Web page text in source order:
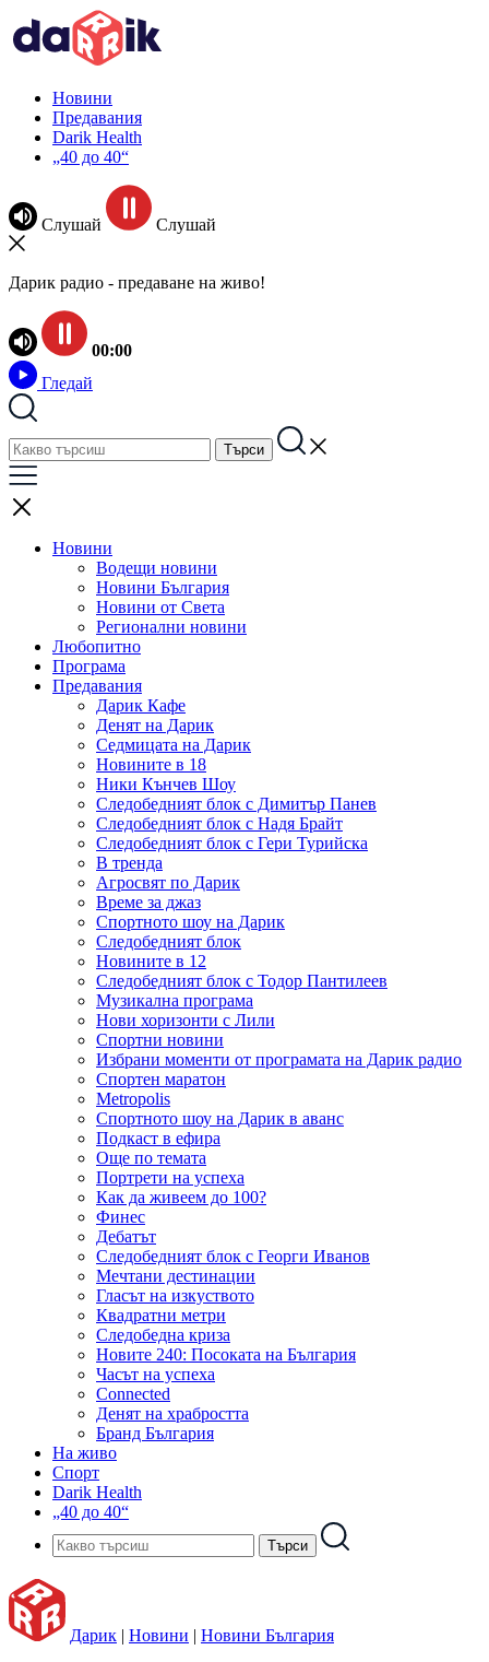
Новини
Предавания
Darik Health
„40 до 40“
Слушай Слушай
Дарик радио - предаване на живо!
00:00
Гледай
Новини
Водещи новини
Новини България
Новини от Света
Регионални новини
Любопитно
Програма
Предавания
Дарик Кафе
Денят на Дарик
Седмицата на Дарик
Новините в 18
Ники Кънчев Шоу
Следобедният блок с Димитър Панев
Следобедният блок с Надя Брайт
Следобедният блок с Гери Турийска
В тренда
Агросвят по Дарик
Време за джаз
Спортното шоу на Дарик
Следобедният блок
Новините в 12
Следобедният блок с Тодор Пантилеев
Музикална програма
Нови хоризонти с Лили
Спортни новини
Избрани моменти от програмата на Дарик радио
Спортен маратон
Metropolis
Спортното шоу на Дарик в аванс
Подкаст в ефира
Още по темата
Портрети на успеха
Как да живеем до 100?
Финес
Дебатът
Следобедният блок с Георги Иванов
Мечтани дестинации
Гласът на изкуството
Квадратни метри
Следобедна криза
Новите 240: Посоката на България
Часът на успеха
Connected
Денят на храбростта
Бранд България
На живо
Спорт
Darik Health
„40 до 40“
Дарик | Новини | Новини България